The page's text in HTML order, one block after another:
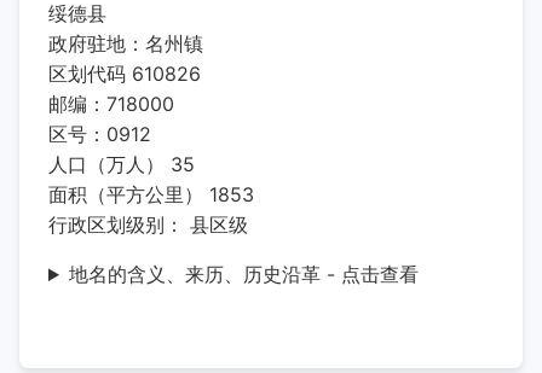
绥德县
政府驻地：名州镇
区划代码 610826
邮编：718000
区号：0912
人口（万人） 35
面积（平方公里） 1853
行政区划级别： 县区级
地名的含义、来历、历史沿革 - 点击查看